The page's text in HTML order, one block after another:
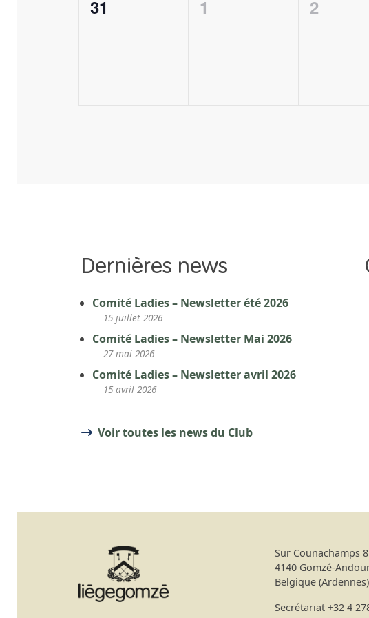
0
31
0
1
0
2
Dernières news
Comité Ladies – Newsletter été 2026
15 juillet 2026
Comité Ladies – Newsletter Mai 2026
27 mai 2026
Comité Ladies – Newsletter avril 2026
15 avril 2026
Voir toutes les news du Club
Sur Counachamps 8
4140 Gomzé-
Belgique (Ardennes)
Secrétariat +32 4